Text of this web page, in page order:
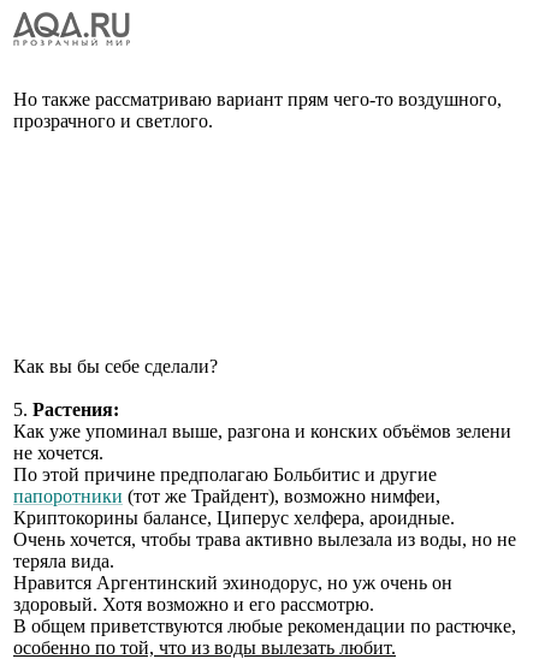
Но также рассматриваю вариант прям чего-то воздушного,
прозрачного и светлого.
Как вы бы себе сделали?
5. Растения:
Как уже упоминал выше, разгона и конских объёмов зелени
не хочется.
По этой причине предполагаю Больбитис и другие
папоротники (тот же Трайдент), возможно нимфеи,
Криптокорины балансе, Циперус хелфера, ароидные.
Очень хочется, чтобы трава активно вылезала из воды, но не
теряла вида.
Нравится Аргентинский эхинодорус, но уж очень он
здоровый. Хотя возможно и его рассмотрю.
В общем приветствуются любые рекомендации по растючке,
особенно по той, что из воды вылезать любит.